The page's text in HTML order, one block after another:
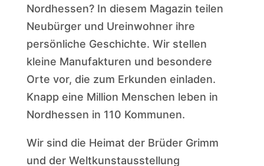
Nordhessen? In diesem Magazin teilen
Neubürger und Ureinwohner ihre
persönliche Geschichte. Wir stellen
kleine Manufakturen und besondere
Orte vor, die zum Erkunden einladen.
Knapp eine Million Menschen leben in
Nordhessen in 110 Kommunen.
Wir sind die Heimat der Brüder Grimm
und der Weltkunstausstellung